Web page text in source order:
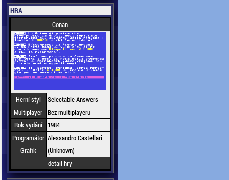
HRA
Conan
Herní styl
Selectable Answers
Multiplayer Bez multiplayeru
Rok vydání
1984
Programátor Alessandro Castellari
Grafik
(Unknown)
detail hry